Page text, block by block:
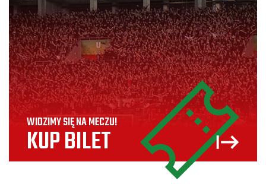
WIDZIMY SIĘ NA MECZU!
KUP BILET